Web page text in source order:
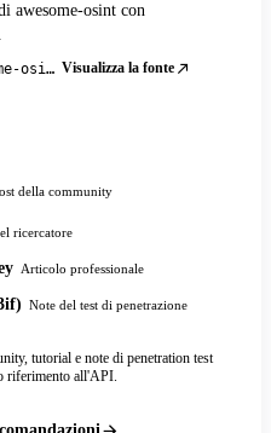
awesome-osint con
github.com/jivoi/awesome-osint Visualizza la fonte
della community
ricercatore
Articolo professionale
Note del test di penetrazione
tutorial e note di penetration test
riferimento all'API.